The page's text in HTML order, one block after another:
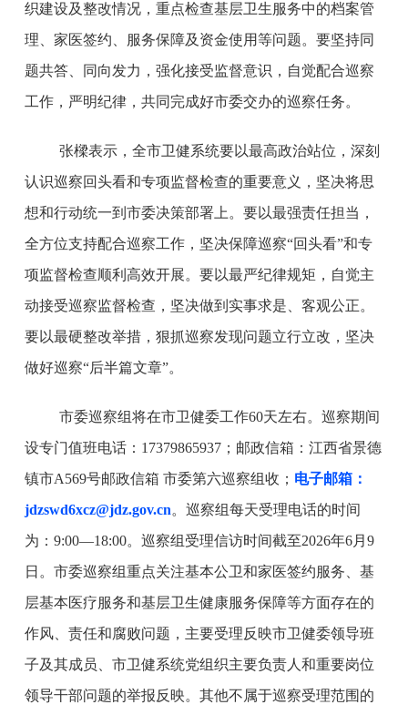
织建设及整改情况，重点检查基层卫生服务中的档案管
理、家医签约、服务保障及资金使用等问题。要坚持同
题共答、同向发力，强化接受监督意识，自觉配合巡察
工作，严明纪律，共同完成好市委交办的巡察任务。
张樑表示，全市卫健系统要以最高政治站位，深刻
认识巡察回头看和专项监督检查的重要意义，坚决将思
想和行动统一到市委决策部署上。要以最强责任担当，
全方位支持配合巡察工作，坚决保障巡察“回头看”和专
项监督检查顺利高效开展。要以最严纪律规矩，自觉主
动接受巡察监督检查，坚决做到实事求是、客观公正。
要以最硬整改举措，狠抓巡察发现问题立行立改，坚决
做好巡察“后半篇文章”。
市委巡察组将在市卫健委工作60天左右。巡察期间
设专门值班电话：17379865937；邮政信箱：江西省景德
镇市A569号邮政信箱 市委第六巡察组收； 电子邮箱：
jdzswd6xcz@jdz.gov.cn。巡察组每天受理电话的时间
为：9:00—18:00。巡察组受理信访时间截至2026年6月9
日。 市委巡察组重点关注基本公卫和家医签约服务、基
层基本医疗服务和基层卫生健康服务保障等方面存在的
作风、责任和腐败问题，主要受理反映市卫健委领导班
子及其成员、市卫健系统党组织主要负责人和重要岗位
领导干部问题的举报反映。其他不属于巡察受理范围的